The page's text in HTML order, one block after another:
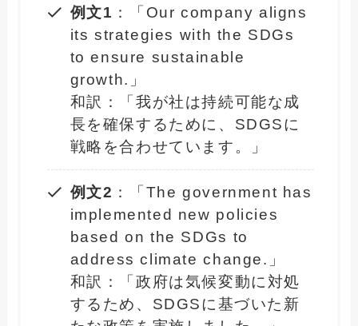
例文1 ：「Our company aligns
its strategies with the SDGs
to ensure sustainable
growth.」
和訳：「我が社は持続可能な成
長を確保するために、SDGSに
戦略を合わせています。」
例文2 ：「The government has
implemented new policies
based on the SDGs to
address climate change.」
和訳：「政府は気候変動に対処
するため、SDGSに基づいた新